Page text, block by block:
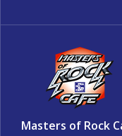
Masters of Rock